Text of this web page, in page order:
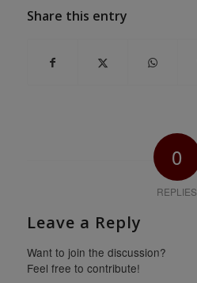
Share this entry
0
REPLIES
Leave a Reply
Want to join the discussion?
Feel free to contribute!